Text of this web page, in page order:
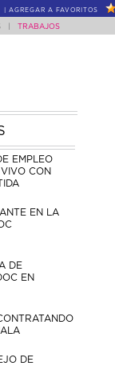
AGREGAR A FAVORITOS
TRABAJOS
EMPLEO
CON
EN LA
DE
EN
DE